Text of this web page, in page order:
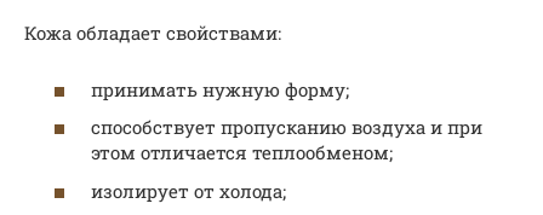
Кожа обладает свойствами:
принимать нужную форму;
способствует пропусканию воздуха и при
этом отличается теплообменом;
изолирует от холода;